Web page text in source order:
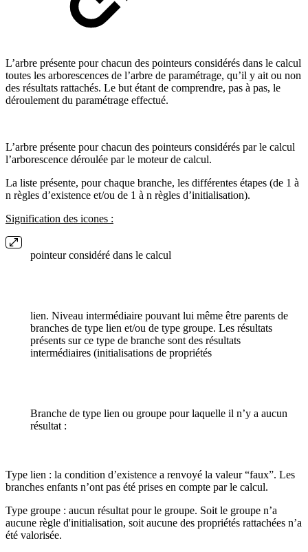
L’arbre présente pour chacun des pointeurs considérés dans le calcul
toutes les arborescences de l’arbre de paramétrage, qu’il y ait ou non
des résultats rattachés. Le but étant de comprendre, pas à pas, le
déroulement du paramétrage effectué.
L’arbre présente pour chacun des pointeurs considérés par le calcul
l’arborescence déroulée par le moteur de calcul.
La liste présente, pour chaque branche, les différentes étapes (de 1 à
n règles d’existence et/ou de 1 à n règles d’initialisation).
Signification des icones :
pointeur considéré dans le calcul
lien. Niveau intermédiaire pouvant lui même être parents de
branches de type lien et/ou de type groupe. Les résultats
présents sur ce type de branche sont des résultats
intermédiaires (initialisations de propriétés
Branche de type lien ou groupe pour laquelle il n’y a aucun
résultat :
Type lien : la condition d’existence a renvoyé la valeur “faux”. Les
branches enfants n’ont pas été prises en compte par le calcul.
Type groupe : aucun résultat pour le groupe. Soit le groupe n’a
aucune règle d'initialisation, soit aucune des propriétés rattachées n’a
été valorisée.